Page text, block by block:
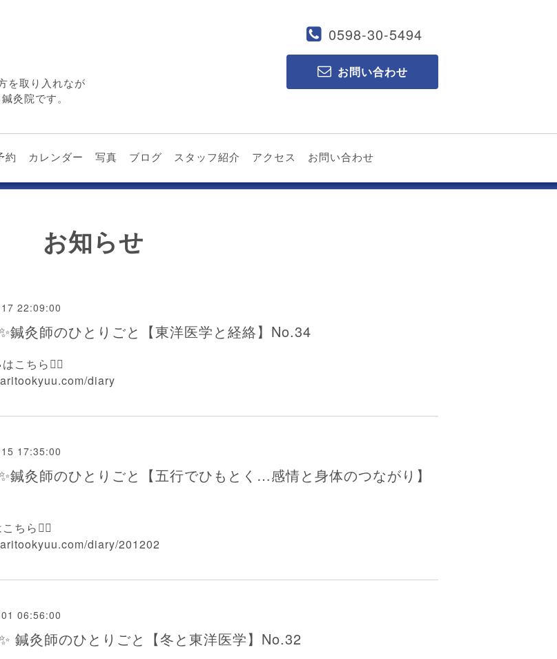
0598-30-5494
お問い合わせ
を取り入れなが
灸院です。
約 カレンダー 写真 ブログ スタッフ紹介 アクセス お問い合わせ
お知らせ
22:09:00
鍼灸師のひとりごと【東洋医学と経絡】No.34
こちら💁‍♂️
diary
17:35:00
鍼灸師のひとりごと【五行でひもとく…感情と身体のつながり】
ちら💁‍♂️
diary/201202
06:56:00
鍼灸師のひとりごと【冬と東洋医学】No.32